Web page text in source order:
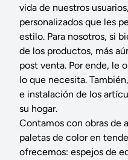
vida de nuestros
personalizados que les
estilo. Para nosotros, si
de los productos, más
post venta. Por ende, le
lo que necesita.
e instalación de los
su hogar.
Contamos con obras de
paletas de color en
ofrecemos: espejos de